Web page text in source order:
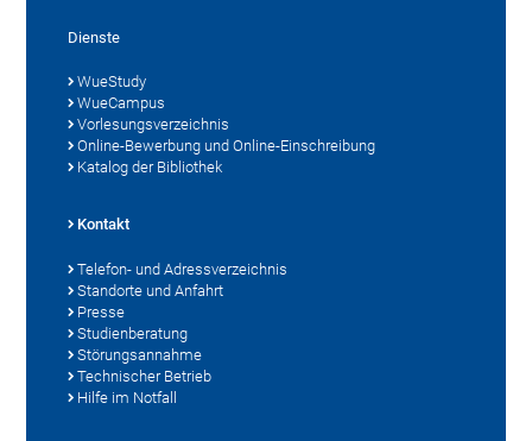
Dienste
WueStudy
WueCampus
Vorlesungsverzeichnis
Online-Bewerbung und Online-Einschreibung
Katalog der Bibliothek
Kontakt
Telefon- und Adressverzeichnis
Standorte und Anfahrt
Presse
Studienberatung
Störungsannahme
Technischer Betrieb
Hilfe im Notfall